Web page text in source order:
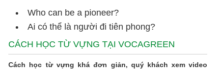
Who can be a pioneer?
Ai có thể là người đi tiên phong?
CÁCH HỌC TỪ VỰNG TẠI VOCAGREEN
Cách học từ vựng khá đơn giản, quý khách xem video